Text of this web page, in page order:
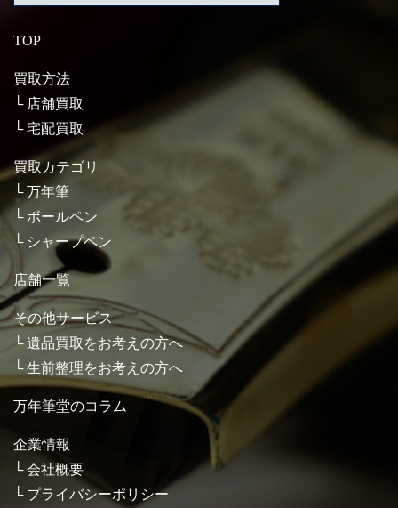
TOP
買取方法
店舗買取
宅配買取
買取カテゴリ
万年筆
ボールペン
シャープペン
店舗一覧
その他サービス
遺品買取をお考えの方へ
生前整理をお考えの方へ
万年筆堂のコラム
企業情報
会社概要
プライバシーポリシー